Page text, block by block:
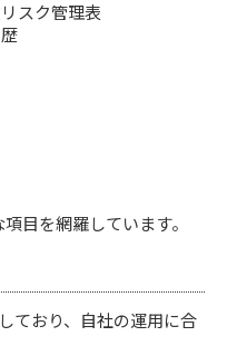
スク管理表
目を網羅しています。
ており、自社の運用に合